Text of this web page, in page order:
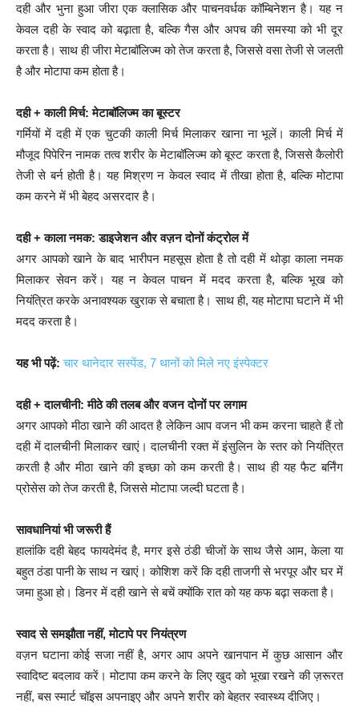
दही और भुना हुआ जीरा एक क्लासिक और पाचनवर्धक कॉम्बिनेशन है। यह न
केवल दही के स्वाद को बढ़ाता है, बल्कि गैस और अपच की समस्या को भी दूर
करता है। साथ ही जीरा मेटाबॉलिज्म को तेज करता है, जिससे वसा तेजी से जलती
है और मोटापा कम होता है।
दही + काली मिर्च: मेटाबॉलिज्म का बूस्टर
गर्मियों में दही में एक चुटकी काली मिर्च मिलाकर खाना ना भूलें। काली मिर्च में
मौजूद पिपेरिन नामक तत्व शरीर के मेटाबॉलिज्म को बूस्ट करता है, जिससे कैलोरी
तेजी से बर्न होती है। यह मिश्रण न केवल स्वाद में तीखा होता है, बल्कि मोटापा
कम करने में भी बेहद असरदार है।
दही + काला नमक: डाइजेशन और वज़न दोनों कंट्रोल में
अगर आपको खाने के बाद भारीपन महसूस होता है तो दही में थोड़ा काला नमक
मिलाकर सेवन करें। यह न केवल पाचन में मदद करता है, बल्कि भूख को
नियंत्रित करके अनावश्यक खुराक से बचाता है। साथ ही, यह मोटापा घटाने में भी
मदद करता है।
यह भी पढ़ें: चार थानेदार सस्पेंड, 7 थानों को मिले नए इंस्पेक्टर
दही + दालचीनी: मीठे की तलब और वजन दोनों पर लगाम
अगर आपको मीठा खाने की आदत है लेकिन आप वजन भी कम करना चाहते हैं तो
दही में दालचीनी मिलाकर खाएं। दालचीनी रक्त में इंसुलिन के स्तर को नियंत्रित
करती है और मीठा खाने की इच्छा को कम करती है। साथ ही यह फैट बर्निंग
प्रोसेस को तेज करती है, जिससे मोटापा जल्दी घटता है।
सावधानियां भी जरूरी हैं
हालांकि दही बेहद फायदेमंद है, मगर इसे ठंडी चीजों के साथ जैसे आम, केला या
बहुत ठंडा पानी के साथ न खाएं। कोशिश करें कि दही ताजगी से भरपूर और घर में
जमा हुआ हो। डिनर में दही खाने से बचें क्योंकि रात को यह कफ बढ़ा सकता है।
स्वाद से समझौता नहीं, मोटापे पर नियंत्रण
वज़न घटाना कोई सजा नहीं है, अगर आप अपने खानपान में कुछ आसान और
स्वादिष्ट बदलाव करें। मोटापा कम करने के लिए खुद को भूखा रखने की ज़रूरत
नहीं, बस स्मार्ट चॉइस अपनाइए और अपने शरीर को बेहतर स्वास्थ्य दीजिए।